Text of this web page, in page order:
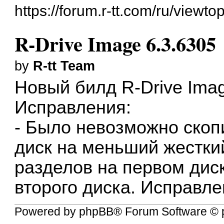
https://forum.r-tt.com/ru/
R-Drive Image 6.3.6305
by R-tt Team
Новый билд R-Drive
Исправления:
- Было невозможно
диск на меньший
разделов на первом
второго диска.
Powered by phpBB® Forum Software ©